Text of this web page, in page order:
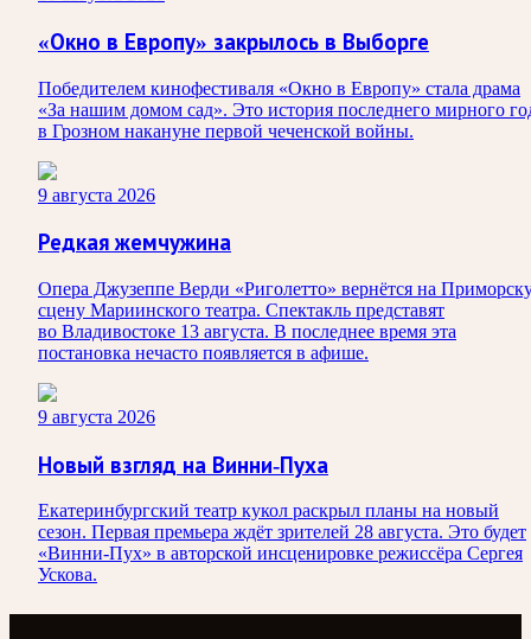
«Окно в Европу» закрылось в Выборге
Победителем кинофестиваля «Окно в Европу» стала драма
«За нашим домом сад». Это история последнего мирного
в Грозном накануне первой чеченской войны.
9 августа 2026
Редкая жемчужина
Опера Джузеппе Верди «Риголетто» вернётся на
сцену Мариинского театра. Спектакль представят
во Владивостоке 13 августа. В последнее время эта
постановка нечасто появляется в афише.
9 августа 2026
Новый взгляд на Винни-Пуха
Екатеринбургский театр кукол раскрыл планы на новый
сезон. Первая премьера ждёт зрителей 28 августа. Это будет
«Винни-Пух» в авторской инсценировке режиссёра Сергея
Ускова.